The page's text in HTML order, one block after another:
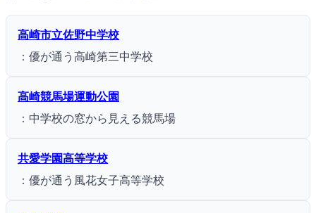
高崎市立佐野中学校
：優が通う高崎第三中学校
高崎競馬場運動公園
：中学校の窓から見える競馬場
共愛学園高等学校
：優が通う風花女子高等学校